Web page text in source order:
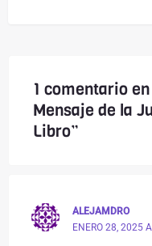
1 comentario
Mensaje de la
Libro”
ALEJAMDRO
ENERO 28, 2025